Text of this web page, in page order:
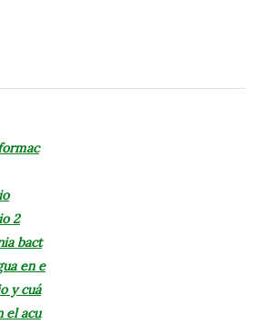
2
bact
en e
y cuá
el acu